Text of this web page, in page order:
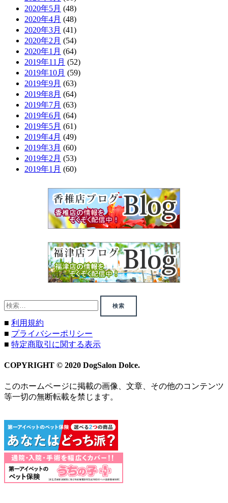
2020年5月 (48)
2020年4月 (48)
2020年3月 (41)
2020年2月 (54)
2020年1月 (64)
2019年11月 (52)
2019年10月 (59)
2019年9月 (63)
2019年8月 (64)
2019年7月 (63)
2019年6月 (64)
2019年5月 (61)
2019年4月 (49)
2019年3月 (60)
2019年2月 (53)
2019年1月 (60)
検
索:
■ 利用規約
■ プライバシーポリシー
■ 特定商取引に関する表示
COPYRIGHT © 2020 DogSalon Dolce.
このホームページに掲載の画像、文章、その他のコンテンツ
等一切の無断転載を禁じます。